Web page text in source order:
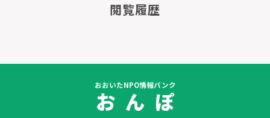
閲覧履歴
おおいたNPO情報バンク
お ん ぽ